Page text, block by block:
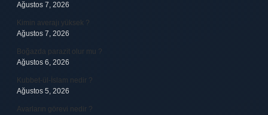
Ağustos 7, 2026
Kimin averajı yüksek ?
Ağustos 7, 2026
Boğazda parazit olur mu ?
Ağustos 6, 2026
Kubbet-ül-İslam nedir ?
Ağustos 5, 2026
Avarların görevi nedir ?